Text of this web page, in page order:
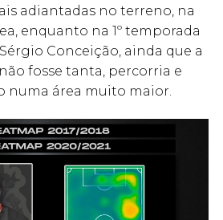
adiantadas no terreno, na
enquanto na 1º temporada
Conceição, ainda que a
fosse tanta, percorria e
numa área muito maior.